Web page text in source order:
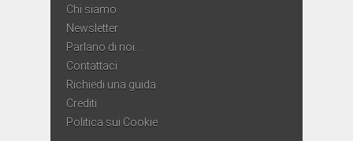
Chi siamo
Newsletter
Parlano di noi…
Contattaci
Richiedi una guida
Crediti
Politica sui Cookie